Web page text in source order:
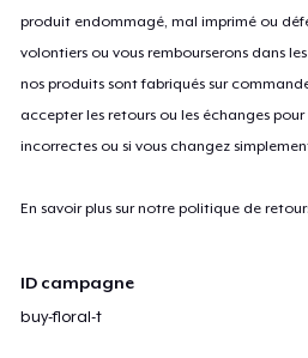
produit endommagé, mal imprimé ou
volontiers ou vous rembourserons dans
nos produits sont fabriqués sur
accepter les retours ou les échanges
incorrectes ou si vous changez
En savoir plus sur notre politique de
ID campagne
buy-floral-t